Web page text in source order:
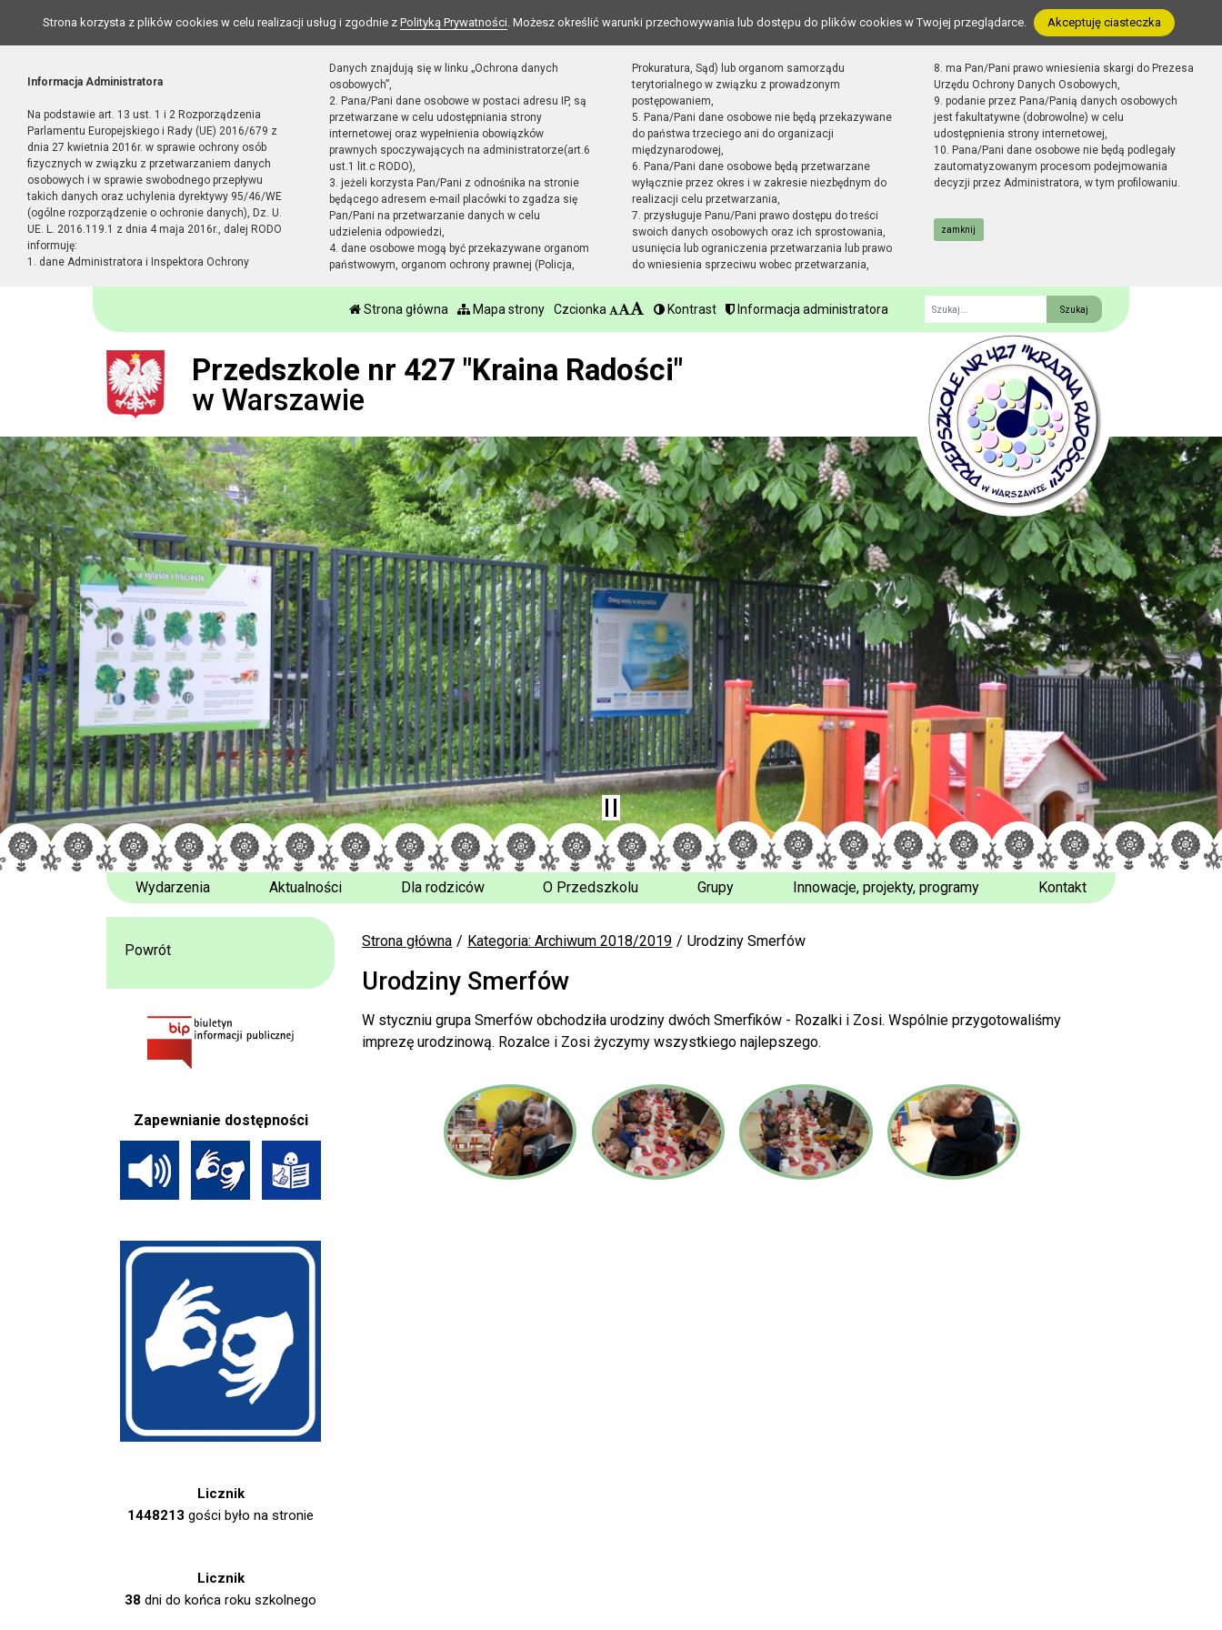
Strona korzysta z plików cookies w celu realizacji usług i zgodnie z Polityką Prywatności. Możesz określić warunki przechowywania lub dostępu do plików cookies w Twojej przeglądarce. Akceptuję ciasteczka
Informacja Administratora
Na podstawie art. 13 ust. 1 i 2 Rozporządzenia
Parlamentu Europejskiego i Rady (UE) 2016/679 z
dnia 27 kwietnia 2016r. w sprawie ochrony osób
fizycznych w związku z przetwarzaniem danych
osobowych i w sprawie swobodnego przepływu
takich danych oraz uchylenia dyrektywy 95/46/WE
(ogólne rozporządzenie o ochronie danych), Dz. U.
UE. L. 2016.119.1 z dnia 4 maja 2016r., dalej RODO
informuję:
1. dane Administratora i Inspektora Ochrony
Danych znajdują się w linku „Ochrona danych
osobowych”,
2. Pana/Pani dane osobowe w postaci adresu IP, są
przetwarzane w celu udostępniania strony
internetowej oraz wypełnienia obowiązków
prawnych spoczywających na administratorze(art.6
ust.1 lit.c RODO),
3. jeżeli korzysta Pan/Pani z odnośnika na stronie
będącego adresem e-mail placówki to zgadza się
Pan/Pani na przetwarzanie danych w celu
udzielenia odpowiedzi,
4. dane osobowe mogą być przekazywane organom
państwowym, organom ochrony prawnej (Policja,
Prokuratura, Sąd) lub organom samorządu
terytorialnego w związku z prowadzonym
postępowaniem,
5. Pana/Pani dane osobowe nie będą przekazywane
do państwa trzeciego ani do organizacji
międzynarodowej,
6. Pana/Pani dane osobowe będą przetwarzane
wyłącznie przez okres i w zakresie niezbędnym do
realizacji celu przetwarzania,
7. przysługuje Panu/Pani prawo dostępu do treści
swoich danych osobowych oraz ich sprostowania,
usunięcia lub ograniczenia przetwarzania lub prawo
do wniesienia sprzeciwu wobec przetwarzania,
8. ma Pan/Pani prawo wniesienia skargi do Prezesa
Urzędu Ochrony Danych Osobowych,
9. podanie przez Pana/Panią danych osobowych
jest fakultatywne (dobrowolne) w celu
udostępnienia strony internetowej,
10. Pana/Pani dane osobowe nie będą podlegały
zautomatyzowanym procesom podejmowania
decyzji przez Administratora, w tym profilowaniu.
zamknij
Strona główna Mapa strony Czcionka Kontrast Informacja administratora
Fraza
Przedszkole nr 427 "Kraina Radości"
w Warszawie
Wydarzenia Aktualności Dla rodziców O Przedszkolu Grupy Innowacje, projekty, programy Kontakt
Strona główna Kategoria: Archiwum 2018/2019 Urodziny Smerfów
Urodziny Smerfów
W styczniu grupa Smerfów obchodziła urodziny dwóch Smerfików - Rozalki i Zosi. Wspólnie przygotowaliśmy
imprezę urodzinową. Rozalce i Zosi życzymy wszystkiego najlepszego.
Powrót
Zapewnianie dostępności
Licznik
1448213 gości było na stronie
Licznik
38 dni do końca roku szkolnego